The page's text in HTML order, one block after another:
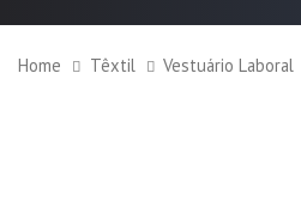
Home Têxtil Vestuário Laboral